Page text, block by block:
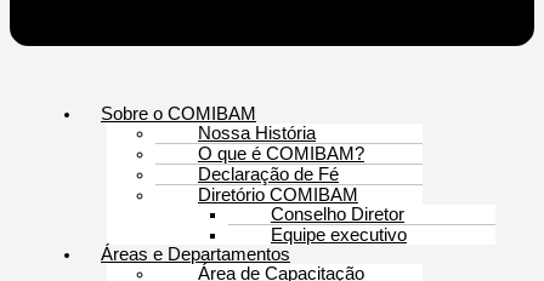
Sobre o COMIBAM
Nossa História
O que é COMIBAM?
Declaração de Fé
Diretório COMIBAM
Conselho Diretor
Equipe executivo
Áreas e Departamentos
Área de Capacitação